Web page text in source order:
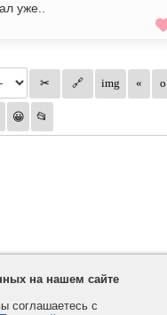
уже..
на нашем сайте
соглашаетесь с